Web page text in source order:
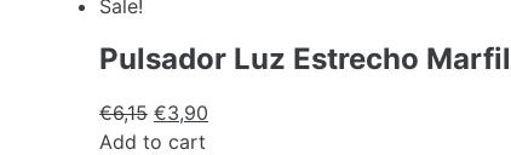
Sale!
Pulsador Luz Estrecho Marfil
€6,15 €3,90
Add to cart